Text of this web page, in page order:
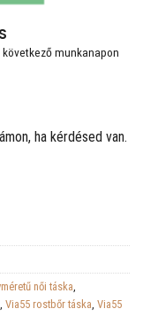
munkanapon
ha kérdésed van.
női táska,
, Via55 rostbőr táska, Via55